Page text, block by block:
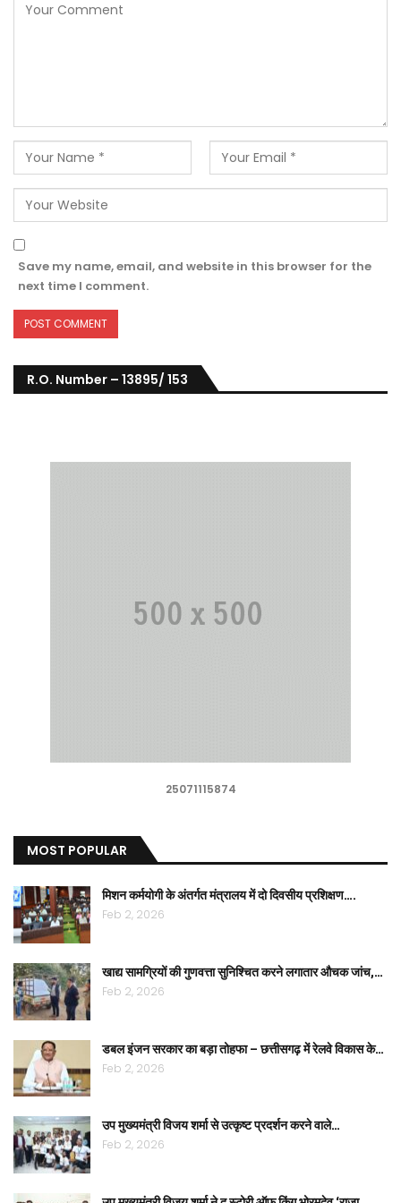
Save my name, email, and website in this browser for the
next time I comment.
R.O. Number – 13895/ 153
25071115874
MOST POPULAR
मिशन कर्मयोगी के अंतर्गत मंत्रालय में दो दिवसीय प्रशिक्षण….
Feb 2, 2026
खाद्य सामग्रियों की गुणवत्ता सुनिश्चित करने लगातार औचक जांच,…
Feb 2, 2026
डबल इंजन सरकार का बड़ा तोहफा – छत्तीसगढ़ में रेलवे विकास के…
Feb 2, 2026
उप मुख्यमंत्री विजय शर्मा से उत्कृष्ट प्रदर्शन करने वाले…
Feb 2, 2026